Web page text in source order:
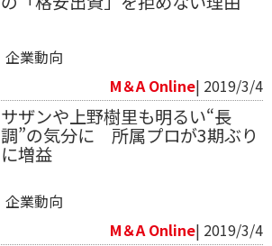
企業動向
M＆A Online| 2019/3/4
サザンや上野樹里も明るい“長
調”の気分に 所属プロが3期ぶり
に増益
企業動向
M＆A Online| 2019/3/4